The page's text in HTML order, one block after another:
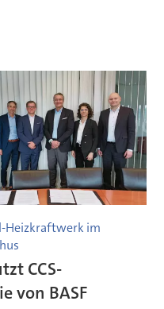
Heizkraftwerk im
CCS-
von BASF